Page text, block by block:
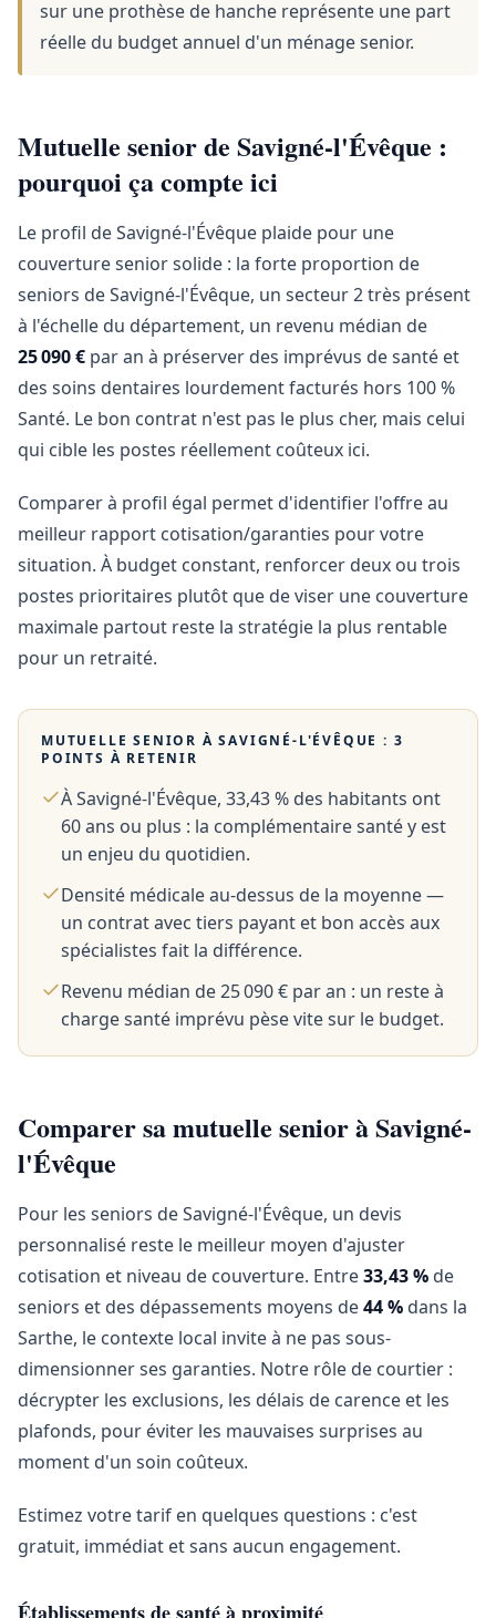
sur une prothèse de hanche représente une part
réelle du budget annuel d'un ménage senior.
Mutuelle senior de Savigné-l'Évêque :
pourquoi ça compte ici
Le profil de Savigné-l'Évêque plaide pour une
couverture senior solide : la forte proportion de
seniors de Savigné-l'Évêque, un secteur 2 très présent
à l'échelle du département, un revenu médian de
25 090 € par an à préserver des imprévus de santé et
des soins dentaires lourdement facturés hors 100 %
Santé. Le bon contrat n'est pas le plus cher, mais celui
qui cible les postes réellement coûteux ici.
Comparer à profil égal permet d'identifier l'offre au
meilleur rapport cotisation/garanties pour votre
situation. À budget constant, renforcer deux ou trois
postes prioritaires plutôt que de viser une couverture
maximale partout reste la stratégie la plus rentable
pour un retraité.
MUTUELLE SENIOR ÀSAVIGNÉ-L'ÉVÊQUE : 3
POINTS À RETENIR
À Savigné-l'Évêque, 33,43 % des habitants ont
60 ans ou plus : la complémentaire santé y est
un enjeu du quotidien.
Densité médicale au-dessus de la moyenne —
un contrat avec tiers payant et bon accès aux
spécialistes fait la différence.
Revenu médian de 25 090 € par an : un reste à
charge santé imprévu pèse vite sur le budget.
Comparer sa mutuelle senior à Savigné-
l'Évêque
Pour les seniors de Savigné-l'Évêque, un devis
personnalisé reste le meilleur moyen d'ajuster
cotisation et niveau de couverture. Entre33,43 % de
seniors et des dépassements moyens de44 % dans la
Sarthe, le contexte local invite à ne pas sous-
dimensionner ses garanties. Notre rôle de courtier :
décrypter les exclusions, les délais de carence et les
plafonds, pour éviter les mauvaises surprises au
moment d'un soin coûteux.
Estimez votre tarif en quelques questions : c'est
gratuit, immédiat et sans aucun engagement.